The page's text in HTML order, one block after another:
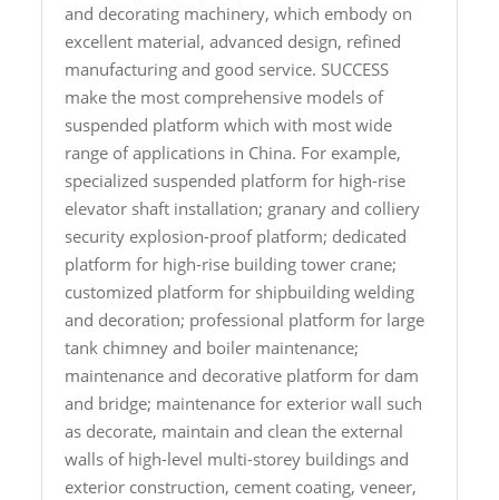
and decorating machinery, which embody on
excellent material, advanced design, refined
manufacturing and good service. SUCCESS
make the most comprehensive models of
suspended platform which with most wide
range of applications in China. For example,
specialized suspended platform for high-rise
elevator shaft installation; granary and colliery
security explosion-proof platform; dedicated
platform for high-rise building tower crane;
customized platform for shipbuilding welding
and decoration; professional platform for large
tank chimney and boiler maintenance;
maintenance and decorative platform for dam
and bridge; maintenance for exterior wall such
as decorate, maintain and clean the external
walls of high-level multi-storey buildings and
exterior construction, cement coating, veneer,